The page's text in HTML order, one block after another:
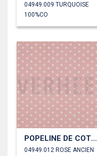
04949.009 TURQUOISE
100%CO
POPELINE DE COTON POINTS
04949.012 ROSE ANCIEN